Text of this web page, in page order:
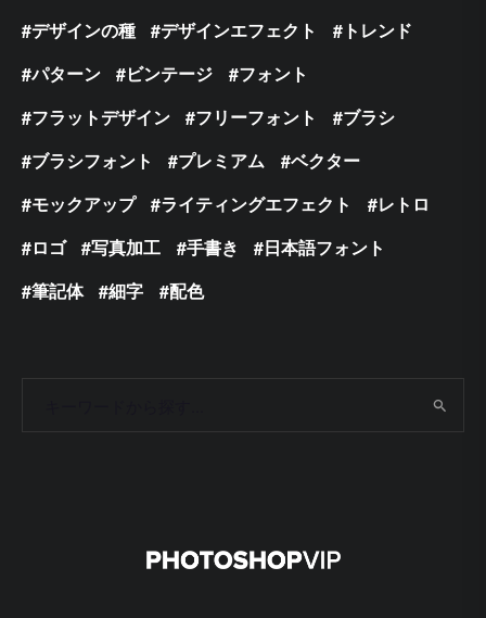
デザインの種
デザインエフェクト
トレンド
パターン
ビンテージ
フォント
フラットデザイン
フリーフォント
ブラシ
ブラシフォント
プレミアム
ベクター
モックアップ
ライティングエフェクト
レトロ
ロゴ
写真加工 手書き
日本語フォント
筆記体
細字 配色